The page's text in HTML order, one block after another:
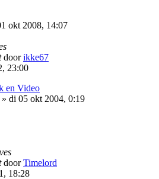
okt 2008, 14:07
doorikke67
23:00
en Video
» di 05 okt 2004, 0:19
doorTimelord
18:28